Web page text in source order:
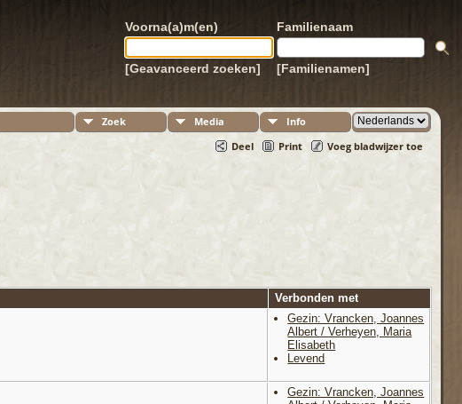
Voorna(a)m(en) Familienaam
[Geavanceerd zoeken] [Familienamen]
Zoek Media
Info
Deel
Print Voeg bladwijzer toe
Verbonden met
Gezin: Vrancken, Joannes
Albert / Verheyen, Maria
Elisabeth
Levend
Gezin: Vrancken, Joannes